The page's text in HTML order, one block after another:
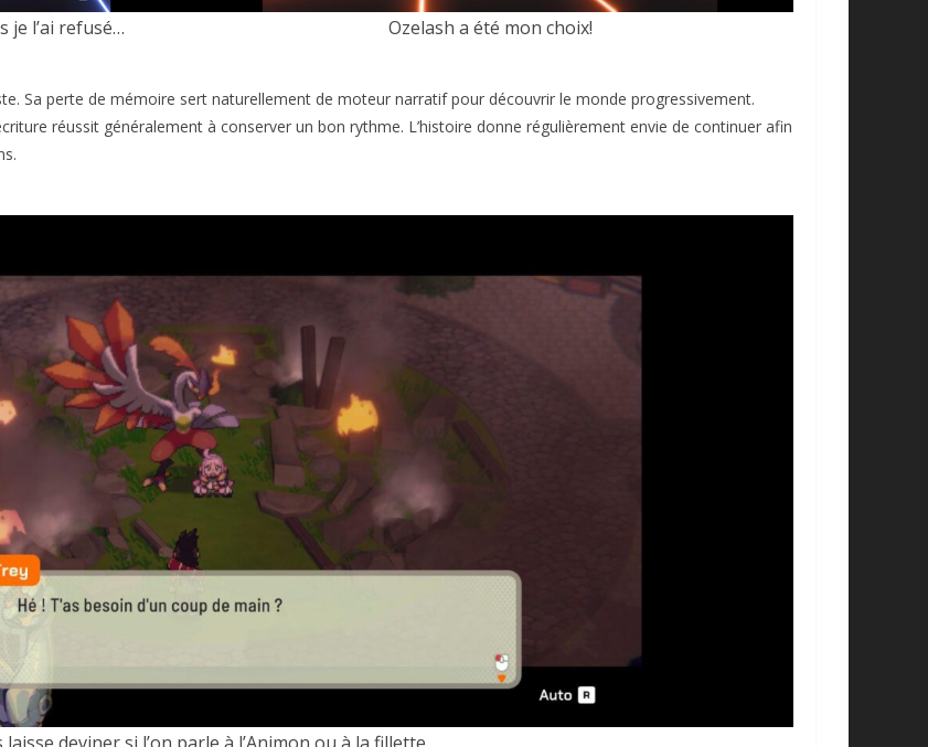
je l’ai refusé… Ozelash a été mon choix!
Sa perte de mémoire sert naturellement de moteur narratif pour découvrir le monde progressivement.
réussit généralement à conserver un bon rythme. L’histoire donne régulièrement envie de continuer afin